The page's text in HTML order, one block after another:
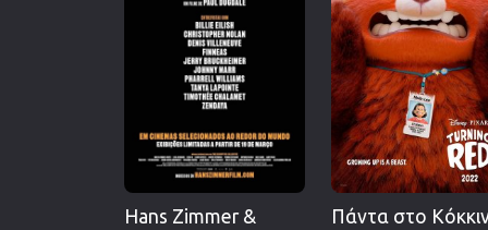
Επιστημονικής Φαντασίας
Εποχής
Ερωτικές
Ευρωπαικός
Θρησκευτικές
Θρίλερ
Ιστορικές
Hans Zimmer &
Πάντα στο